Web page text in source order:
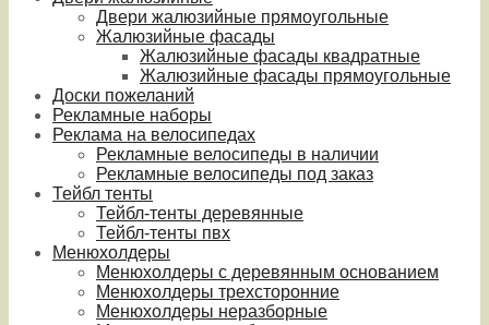
Двери жалюзийные прямоугольные
Жалюзийные фасады
Жалюзийные фасады квадратные
Жалюзийные фасады прямоугольные
Доски пожеланий
Рекламные наборы
Реклама на велосипедах
Рекламные велосипеды в наличии
Рекламные велосипеды под заказ
Тейбл тенты
Тейбл-тенты деревянные
Тейбл-тенты пвх
Менюхолдеры
Менюхолдеры с деревянным основанием
Менюхолдеры трехсторонние
Менюхолдеры неразборные